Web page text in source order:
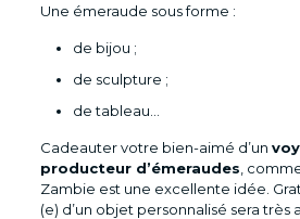
Une émeraude sous forme :
de bijou ;
de sculpture ;
de tableau…
Cadeauter votre bien-aimé d’un
producteur d’émeraudes ,
Zambie est une excellente idée.
(e) d’un objet personnalisé sera très